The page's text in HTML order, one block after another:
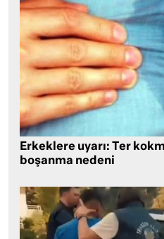
Erkeklere uyarı: Ter
boşanma nedeni